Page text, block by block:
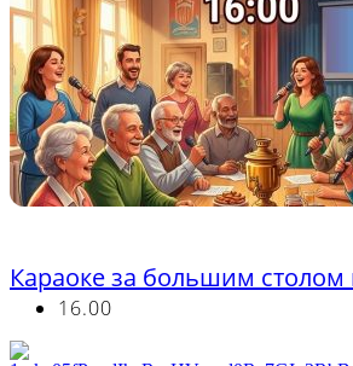
Караоке за большим столом
16.00